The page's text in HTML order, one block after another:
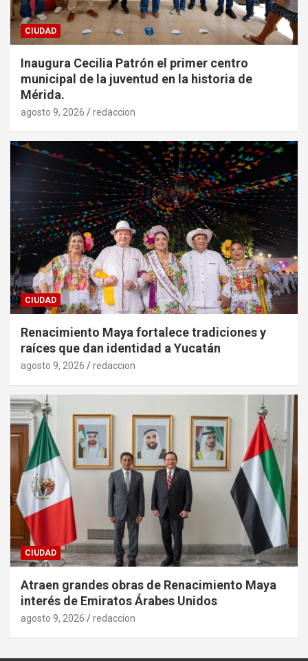
CIUDAD
Inaugura Cecilia Patrón el primer centro
municipal de la juventud en la historia de
Mérida.
agosto 9, 2026 redaccion
CIUDAD
Renacimiento Maya fortalece tradiciones y
raíces que dan identidad a Yucatán
agosto 9, 2026 redaccion
CIUDAD
Atraen grandes obras de Renacimiento Maya
interés de Emiratos Árabes Unidos
agosto 9, 2026 redaccion